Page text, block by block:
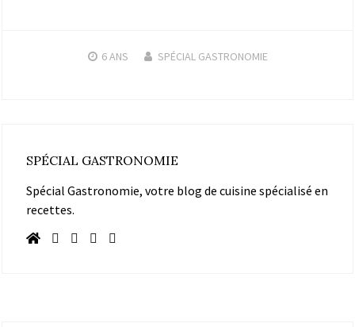
6 ANS SPÉCIAL GASTRONOMIE
SPÉCIAL GASTRONOMIE
Spécial Gastronomie, votre blog de cuisine spécialisé en
recettes.